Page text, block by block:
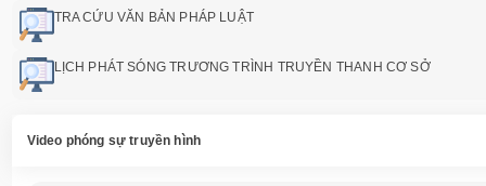
TRA CỨU VĂN BẢN PHÁP LUẬT
LỊCH PHÁT SÓNG TRƯƠNG TRÌNH TRUYỀN THANH CƠ SỞ
Video phóng sự truyền hình